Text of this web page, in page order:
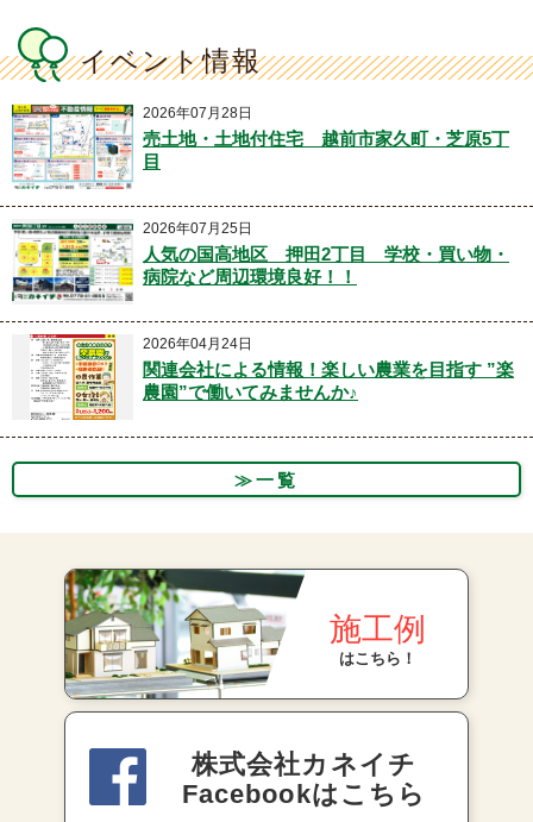
イベント情報
2026年07月28日
売土地・土地付住宅 越前市家久町・芝原5丁
目
2026年07月25日
人気の国高地区 押田2丁目 学校・買い物・
病院など周辺環境良好！！
2026年04月24日
関連会社による情報！楽しい農業を目指す ”楽
農園”で働いてみませんか♪
≫一覧
施工例
はこちら！
株式会社カネイチ
Facebookはこちら